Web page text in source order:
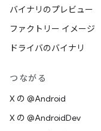
バイナリのプレビュー
ファクトリー イメージ
ドライバのバイナリ
つながる
X の @Android
X の @AndroidDev